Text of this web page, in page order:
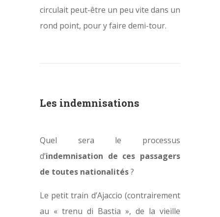
circulait peut-être un peu vite dans un
rond point, pour y faire demi-tour.
Les indemnisations
Quel sera le processus
d’indemnisation de ces passagers
de toutes nationalités?
Le petit train d’Ajaccio (contrairement
au « trenu di Bastia », de la vieille